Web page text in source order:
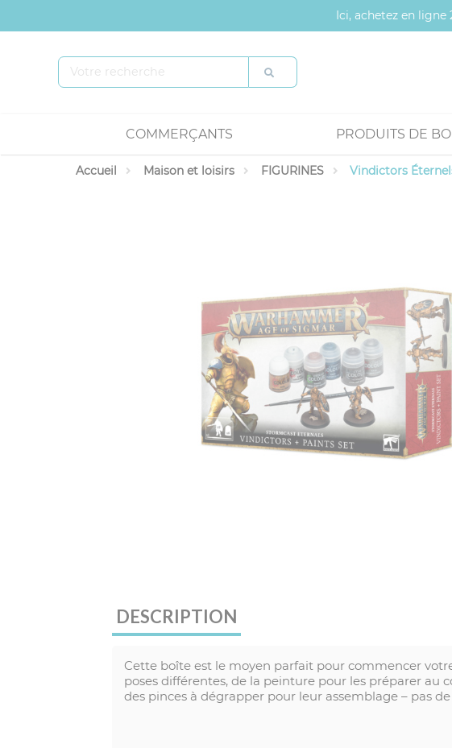
Ici, achetez en
COMMERÇANTS PRODUITS DE
Accueil Maison et loisirs FIGURINES Vindictors
DESCRIPTION
Cette boîte est le moyen parfait pour commencer
poses différentes, de la peinture pour les préparer
des pinces à dégrapper pour leur assemblage – pas de